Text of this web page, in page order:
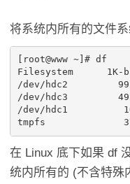
将系统内所有的文件系
[root@www ~]# df
Filesystem      1K-
/dev/hdc2
/dev/hdc3
/dev/hdc1
在 Linux 底下如果 df
统内所有的 (不含特殊